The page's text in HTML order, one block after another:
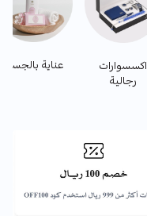
اكسسوارات
رجالية
عناية بالجسم